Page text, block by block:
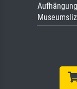
Aufhängung